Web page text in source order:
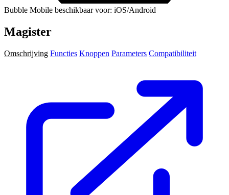
Bubble Mobile beschikbaar voor: iOS/Android
Magister
Omschrijving Functies Knoppen Parameters Compatibiliteit